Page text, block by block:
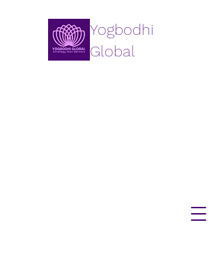
Yogbodhi
Global